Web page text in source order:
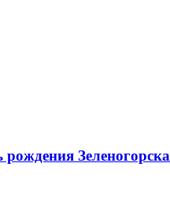
рождения Зеленогорска